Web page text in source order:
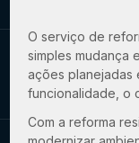
O serviço de
simples mudança
ações planejadas
funcionalidade, o
Com a reforma